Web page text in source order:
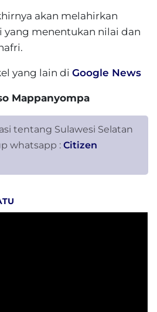
akan melahirkan
yang menentukan nilai dan
yang lain di Google News
Mappanyompa
tentang Sulawesi Selatan
whatsapp : Citizen